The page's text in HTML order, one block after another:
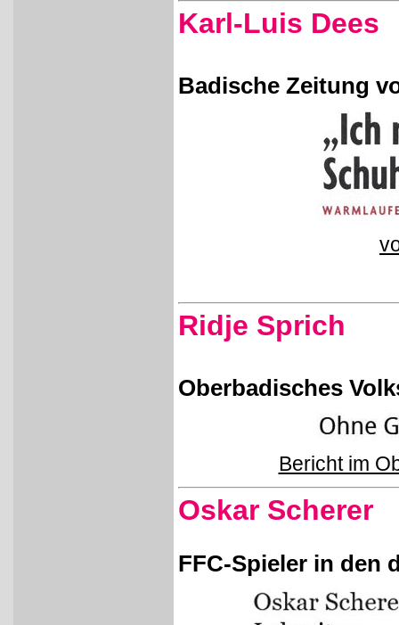
Karl-Luis Dees
Badische Zeitung
Ridje Sprich
Oberbadisches
Bericht im
Oskar Scherer
FFC-Spieler in den